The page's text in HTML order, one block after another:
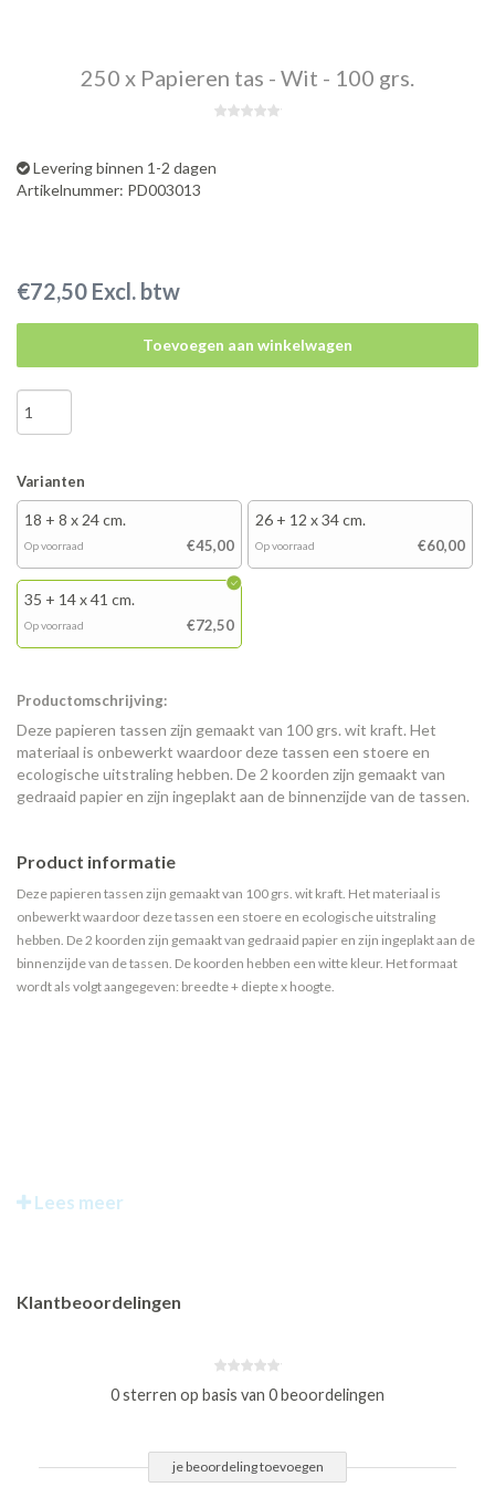
250 x Papieren tas - Wit - 100 grs.
Levering binnen 1-2 dagen
Artikelnummer: PD003013
€72,50 Excl. btw
Toevoegen aan winkelwagen
Varianten
18 + 8 x 24 cm.
€45,00
Op voorraad
26 + 12 x 34 cm.
€60,00
Op voorraad
35 + 14 x 41 cm.
€72,50
Op voorraad
Productomschrijving:
Deze papieren tassen zijn gemaakt van 100 grs. wit kraft. Het
materiaal is onbewerkt waardoor deze tassen een stoere en
ecologische uitstraling hebben. De 2 koorden zijn gemaakt van
gedraaid papier en zijn ingeplakt aan de binnenzijde van de tassen.
Product informatie
Deze papieren tassen zijn gemaakt van 100 grs. wit kraft. Het materiaal is
onbewerkt waardoor deze tassen een stoere en ecologische uitstraling
hebben. De 2 koorden zijn gemaakt van gedraaid papier en zijn ingeplakt aan de
binnenzijde van de tassen. De koorden hebben een witte kleur. Het formaat
wordt als volgt aangegeven: breedte + diepte x hoogte.
Lees meer
Klantbeoordelingen
0 sterren op basis van 0 beoordelingen
je beoordeling toevoegen